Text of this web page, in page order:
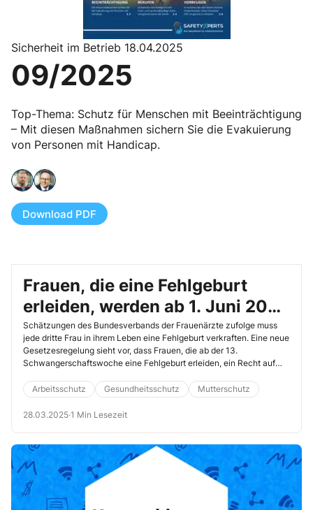
Sicherheit im Betrieb 18.04.2025
09/2025
Top-Thema: Schutz für Menschen mit Beeinträchtigung
– Mit diesen Maßnahmen sichern Sie die Evakuierung
von Personen mit Handicap.
Download PDF
Frauen, die eine Fehlgeburt
erleiden, werden ab 1. Juni 2025
besser geschützt
Schätzungen des Bundesverbands der Frauenärzte zufolge muss
jede dritte Frau in ihrem Leben eine Fehlgeburt verkraften. Eine neue
Gesetzesregelung sieht vor, dass Frauen, die ab der 13.
Schwangerschaftswoche eine Fehlgeburt erleiden, ein Recht auf
erhalten, sich zu erholen und eventuelle gesundheitliche
Komplikationen zu vermeiden. Lesen Sie hier, was Sie als
Verantwortlicher für Gesundheitsschutz dazu wissen müssen.
Arbeitsschutz Gesundheitsschutz Mutterschutz
28.03.2025·1 Min Lesezeit